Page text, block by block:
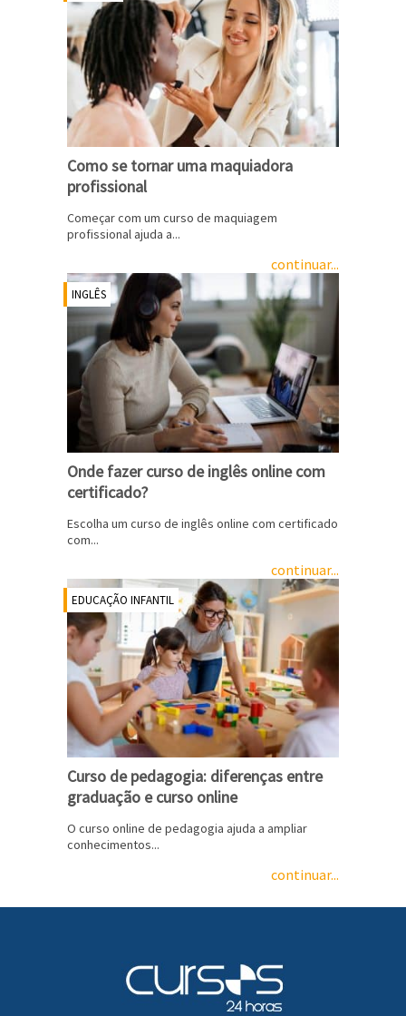
Como se tornar uma maquiadora
profissional
Começar com um curso de maquiagem
profissional ajuda a...
continuar...
INGLÊS
Onde fazer curso de inglês online com
certificado?
Escolha um curso de inglês online com certificado
com...
continuar...
EDUCAÇÃO INFANTIL
Curso de pedagogia: diferenças entre
graduação e curso online
O curso online de pedagogia ajuda a ampliar
conhecimentos...
continuar...